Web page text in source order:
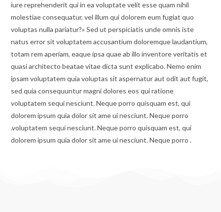
iure reprehenderit qui in ea voluptate velit esse quam nihil
molestiae consequatur, vel illum qui dolorem eum fugiat quo
voluptas nulla pariatur?» Sed ut perspiciatis unde omnis iste
natus error sit voluptatem accusantium doloremque laudantium,
totam rem aperiam, eaque ipsa quae ab illo inventore veritatis et
quasi architecto beatae vitae dicta sunt explicabo. Nemo enim
ipsam voluptatem quia voluptas sit aspernatur aut odit aut fugit,
sed quia consequuntur magni dolores eos qui ratione
voluptatem sequi nesciunt. Neque porro quisquam est, qui
dolorem ipsum quia dolor sit ame ui nesciunt. Neque porro
.voluptatem sequi nesciunt. Neque porro quisquam est, qui
dolorem ipsum quia dolor sit ame ui nesciunt. Neque porro .